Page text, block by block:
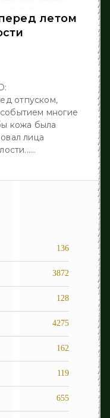
Новости Медицины
летом
отпуском,
многие
кожа была
лица
136
3872
128
4275
162
119
655